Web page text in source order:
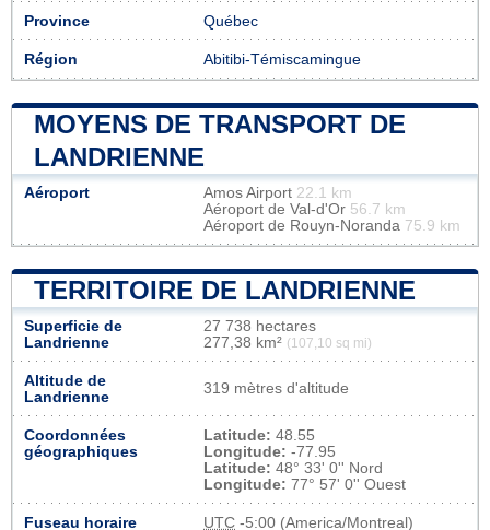
Province Québec
Région Abitibi-Témiscamingue
MOYENS DE TRANSPORT DE
LANDRIENNE
Aéroport Amos Airport 22.1 km
Aéroport de Val-d'Or 56.7 km
Aéroport de Rouyn-Noranda 75.9 km
TERRITOIRE DE LANDRIENNE
Superficie de
Landrienne
27 738 hectares
277,38 km² (107,10 sq mi)
Altitude de
Landrienne
319 mètres d'altitude
Coordonnées
géographiques
Latitude: 48.55
Longitude: -77.95
Latitude: 48° 33' 0'' Nord
Longitude: 77° 57' 0'' Ouest
Fuseau horaire UTC -5:00 (America/Montreal)